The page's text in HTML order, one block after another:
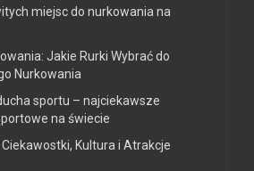
miejsc do nurkowania na
Jakie Rurki Wybrać do
Nurkowania
sportu – najciekawsze
na świecie
Ciekawostki, Kultura i Atrakcje